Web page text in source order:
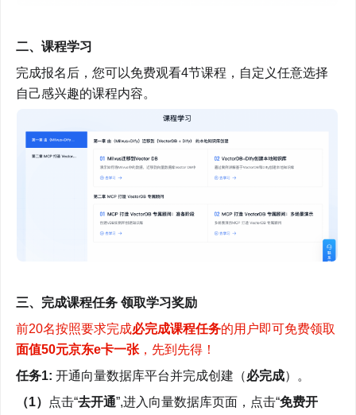
二、课程学习
完成报名后，您可以免费观看4节课程，自定义任意选择
自己感兴趣的课程内容。
三、完成课程任务 领取学习奖励
前20名按照要求完成必完成课程任务的用户即可免费领取
面值50元京东e卡一张 ，先到先得！
任务1: 开通向量数据库平台并完成创建（必完成）。
（1）
点击“去开通”,进入向量数据库页面，点击“免费开